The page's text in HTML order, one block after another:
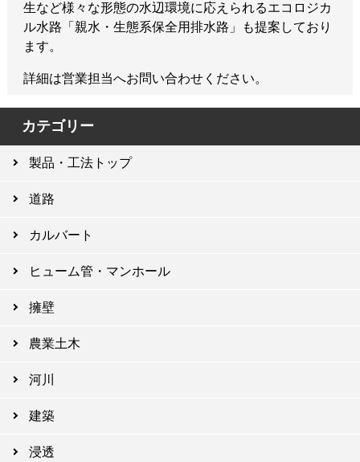
生など様々な形態の水辺環境に応えられるエコロジカ
ル水路「親水・生態系保全用排水路」も提案しており
ます。
詳細は営業担当へお問い合わせください。
カテゴリー
製品・工法トップ
道路
カルバート
ヒューム管・マンホール
擁壁
農業土木
河川
建築
浸透